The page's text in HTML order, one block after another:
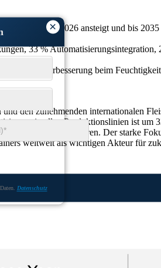
×
Datenschutz
im Jahr 2026 ansteigt und bis
33 %
28 % Verbesserung beim
den zunehmenden internationalen
in allen Produktionslinien ist um
Vertrieb zu optimieren. Der starke
weltweit als wichtigen Akteur für